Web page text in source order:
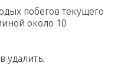
побегов текущего
около 10
удалить.